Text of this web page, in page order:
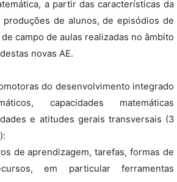
a partir das características da
de alunos, de episódios de
campo de aulas realizadas no âmbito
novas AE.
do desenvolvimento integrado
capacidades matemáticas
e atitudes gerais transversais (3
de aprendizagem, tarefas, formas de
em particular ferramentas